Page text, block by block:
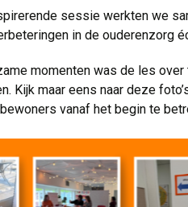
sessie werkten we
in de ouderenzorg
momenten was de les
Kijk maar eens naar deze
vanaf het begin te